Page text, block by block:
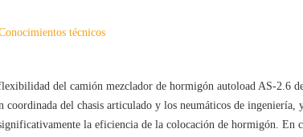
técnicos
del camión mezclador de hormigón autoload AS-2.6
del chasis articulado y los neumáticos de ingeniería,
la eficiencia de la colocación de hormigón. En